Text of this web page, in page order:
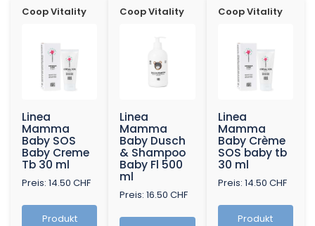
Coop Vitality
Linea
Mamma
Baby SOS
Baby Creme
Tb 30 ml
Preis: 14.50 CHF
Produkt
Coop Vitality
Linea
Mamma
Baby Dusch
& Shampoo
Baby Fl 500
ml
Preis: 16.50 CHF
Coop Vitality
Linea
Mamma
Baby Crème
SOS baby tb
30 ml
Preis: 14.50 CHF
Produkt